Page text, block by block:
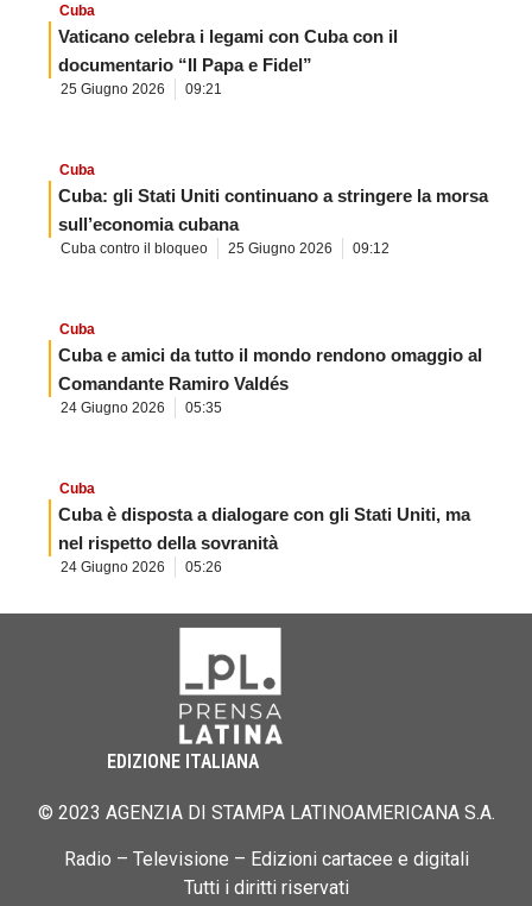
Cuba
Vaticano celebra i legami con Cuba con il
documentario “Il Papa e Fidel”
25 Giugno 2026 09:21
Cuba
Cuba: gli Stati Uniti continuano a stringere la morsa
sull’economia cubana
Cuba contro il bloqueo 25 Giugno 2026 09:12
Cuba
Cuba e amici da tutto il mondo rendono omaggio al
Comandante Ramiro Valdés
24 Giugno 2026 05:35
Cuba
Cuba è disposta a dialogare con gli Stati Uniti, ma
nel rispetto della sovranità
24 Giugno 2026 05:26
EDIZIONE ITALIANA
© 2023 AGENZIA DI STAMPA LATINOAMERICANA S.A.
Radio – Televisione – Edizioni cartacee e digitali
Tutti i diritti riservati